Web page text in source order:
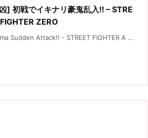
] 初戦でイキナリ豪鬼乱入!! – STRE
ZERO
Sudden Attack!! - STREET FIGHTER A ...